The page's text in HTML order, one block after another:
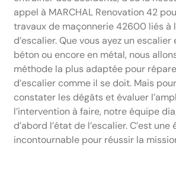
appel à MARCHAL Renovation 42
travaux de maçonnerie 42600 liés à
d’escalier. Que vous ayez un
béton ou encore en métal, nous
méthode la plus adaptée pour
d’escalier comme il se doit. Mais
constater les dégâts et évaluer
l’intervention à faire, notre équipe
d’abord l’état de l’escalier. C’est une
incontournable pour réussir la